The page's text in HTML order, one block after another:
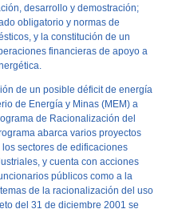
desarrollo y demostración;
obligatorio y normas de
y la constitución de un
financieras de apoyo a
de un posible déficit de energía
de Energía y Minas (MEM) a
de Racionalización del
abarca varios proyectos
sectores de edificaciones
y cuenta con acciones
públicos como a la
de la racionalización del uso
del 31 de diciembre 2001 se